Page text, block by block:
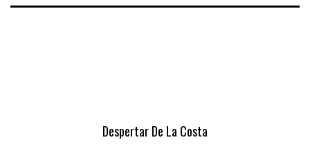
Despertar De La Costa